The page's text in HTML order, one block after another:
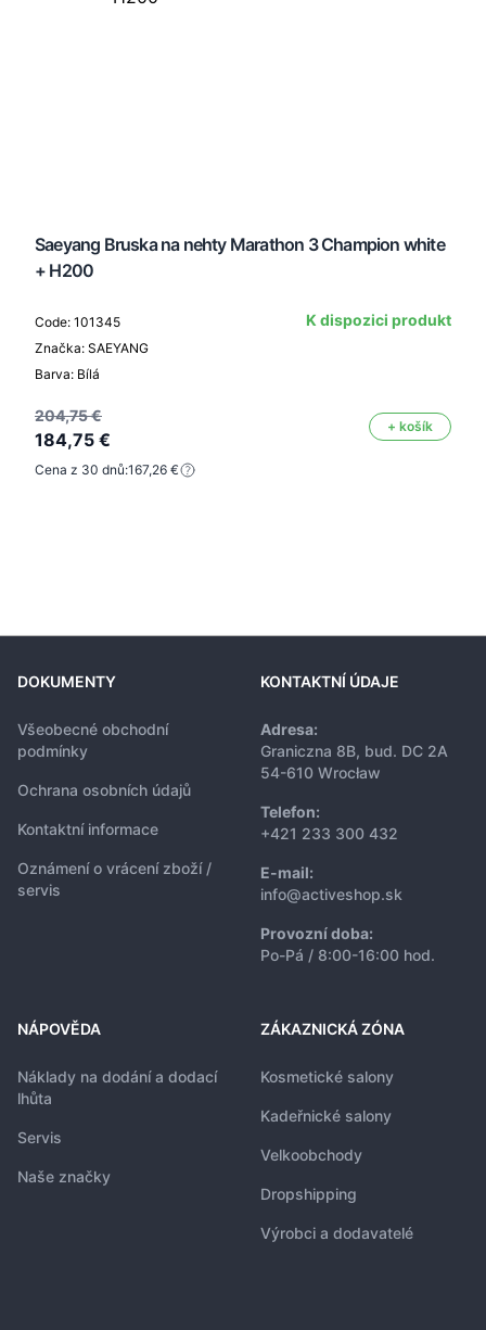
Saeyang Bruska na nehty Marathon 3 Champion white
+ H200
Code: 101345
Značka: SAEYANG
Barva: Bílá
K dispozici produkt
204,75 €
184,75 €
+ košík
Cena z 30 dnů:167,26 €
DOKUMENTY
Všeobecné obchodní
podmínky
Ochrana osobních údajů
Kontaktní informace
Oznámení o vrácení zboží /
servis
KONTAKTNÍ ÚDAJE
Adresa:
Graniczna 8B, bud. DC 2A
54-610 Wrocław
Telefon:
+421 233 300 432
E-mail:
info@activeshop.sk
Provozní doba:
Po-Pá / 8:00-16:00 hod.
NÁPOVĚDA
Náklady na dodání a dodací
lhůta
Servis
Naše značky
ZÁKAZNICKÁ ZÓNA
Kosmetické salony
Kadeřnické salony
Velkoobchody
Dropshipping
Výrobci a dodavatelé